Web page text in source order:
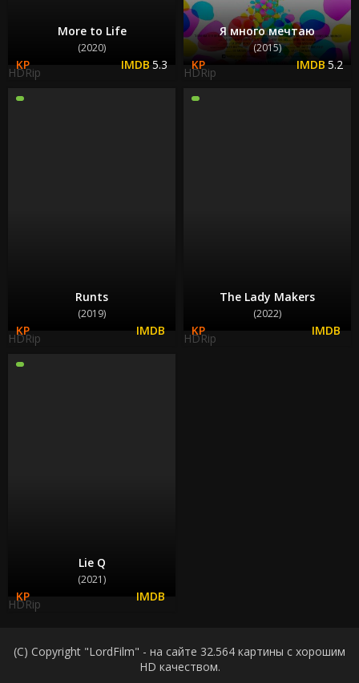
More to Life
(2020)
5.3
HDRip
Я много мечтаю
(2015)
5.2
HDRip
Runts
(2019)
HDRip
The Lady Makers
(2022)
HDRip
Lie Q
(2021)
HDRip
(C) Copyright "LordFilm" - на сайте 32.564 картины с хорошим
HD качеством.